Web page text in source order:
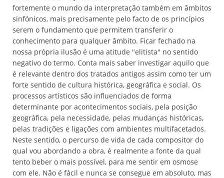
fortemente o mundo da interpretação também em âmbitos
sinfónicos, mais precisamente pelo facto de os princípios
serem o fundamento que permitem transferir o
conhecimento para qualquer âmbito. Ficar fechado na
nossa própria ilusão é uma atitude "elitista" no sentido
negativo do termo. Conta mais saber investigar aquilo que
é relevante dentro dos tratados antigos assim como ter um
forte sentido de cultura histórica, geográfica e social. Os
processos artísticos são influenciados de forma
determinante por acontecimentos sociais, pela posição
geográfica, pela necessidade, pelas mudanças históricas,
pelas tradições e ligações com ambientes multifacetados.
Neste sentido, o percurso de vida de cada compositor do
qual vou abordando a obra, é realmente a fonte da qual
tento beber o mais possível, para me sentir em osmose
com ele. Não é fácil e nunca se consegue em absoluto, mas